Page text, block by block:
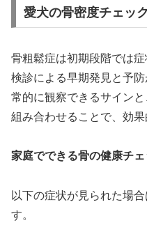
愛犬の骨密度チェッ
骨粗鬆症は初期段階では
検診による早期発見と予
常的に観察できるサイン
組み合わせることで、効
家庭でできる骨の健康チェ
以下の症状が見られた場
す。